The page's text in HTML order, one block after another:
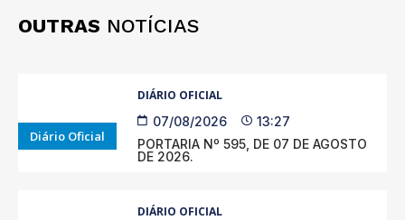
OUTRAS NOTÍCIAS
Diário Oficial
DIÁRIO OFICIAL
07/08/2026
13:27
PORTARIA Nº 595, DE 07 DE AGOSTO
DE 2026.
DIÁRIO OFICIAL